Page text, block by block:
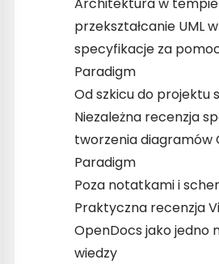
przekształcanie UML
specyfikacje za
Paradigm
Od szkicu do projektu
Niezależna recenzja
tworzenia diagramów
Paradigm
Poza notatkami i
Praktyczna recenzja
OpenDocs jako jedno
wiedzy